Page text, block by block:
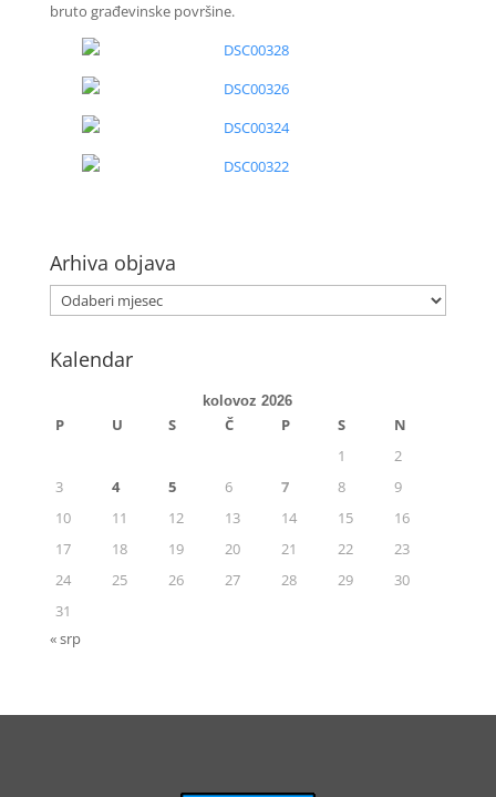
bruto građevinske površine.
Arhiva objava
Kalendar
kolovoz 2026
P U S Č P S
N
1
2
3
4 5 6 7 8
9
10
11 12 13 14 15
16
17
18 19 20 21 22
23
24
25 26 27 28 29
30
31
« srp